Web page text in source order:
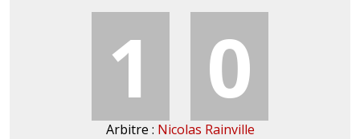
1 0
Arbitre : Nicolas Rainville